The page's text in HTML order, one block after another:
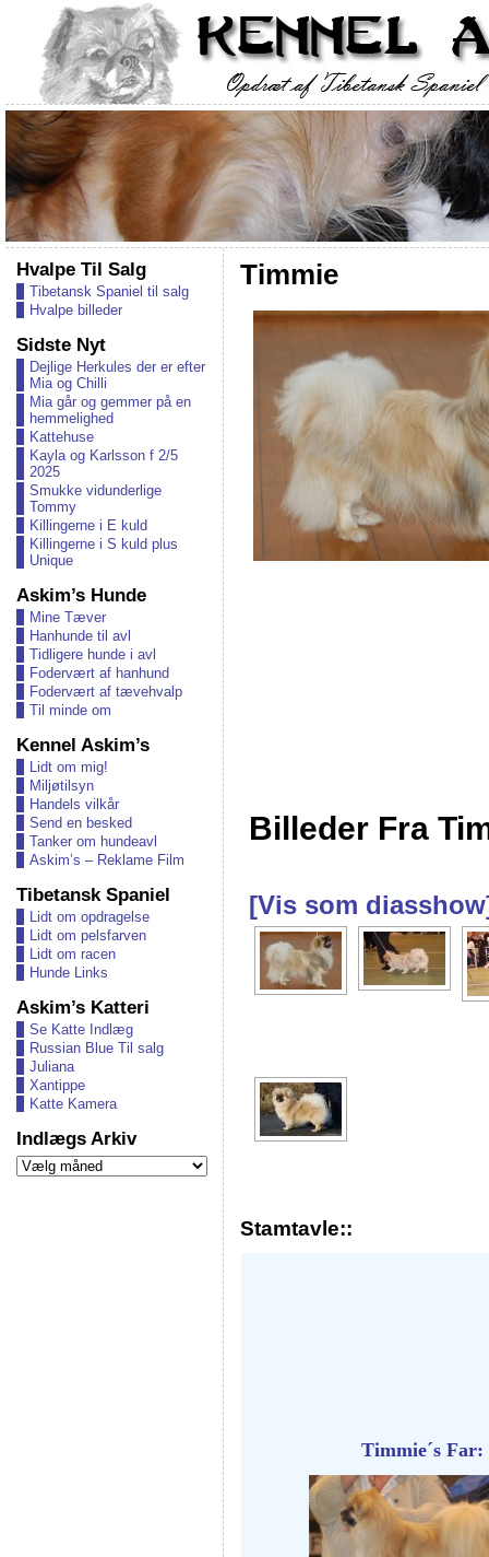
Hvalpe Til Salg
Tibetansk Spaniel til salg
Hvalpe billeder
Sidste Nyt
Dejlige Herkules der er efter
Mia og Chilli
Mia går og gemmer på en
hemmelighed
Kattehuse
Kayla og Karlsson f 2/5
2025
Smukke vidunderlige
Tommy
Killingerne i E kuld
Killingerne i S kuld plus
Unique
Askim’s Hunde
Mine Tæver
Hanhunde til avl
Tidligere hunde i avl
Fodervært af hanhund
Fodervært af tævehvalp
Til minde om
Kennel Askim’s
Lidt om mig!
Miljøtilsyn
Handels vilkår
Send en besked
Tanker om hundeavl
Askim’s – Reklame Film
Tibetansk Spaniel
Lidt om opdragelse
Lidt om pelsfarven
Lidt om racen
Hunde Links
Askim’s Katteri
Se Katte Indlæg
Russian Blue Til salg
Juliana
Xantippe
Katte Kamera
Indlægs Arkiv
Indlægs
Arkiv
Timmie
Billeder Fra
[Vis som
Stamtavle::
Timmie´s Far: